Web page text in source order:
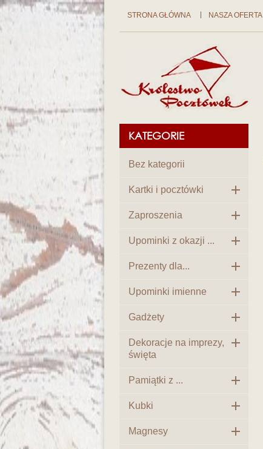
STRONA GŁÓWNA NASZA OFERTA
KATEGORIE
Bez kategorii
Kartki i pocztówki 
Zaproszenia 
Upominki z okazji ... 
Prezenty dla... 
Upominki imienne 
Gadżety 
Dekoracje na imprezy,
święta

Pamiątki z ... 
Kubki 
Magnesy 